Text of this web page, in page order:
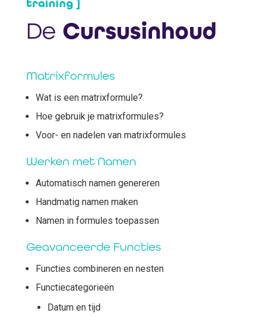
training ]
De Cursusinhoud
Matrixformules
Wat is een matrixformule?
Hoe gebruik je matrixformules?
Voor- en nadelen van matrixformules
Werken met Namen
Automatisch namen genereren
Handmatig namen maken
Namen in formules toepassen
Geavanceerde Functies
Functies combineren en nesten
Functiecategorieën
Datum en tijd